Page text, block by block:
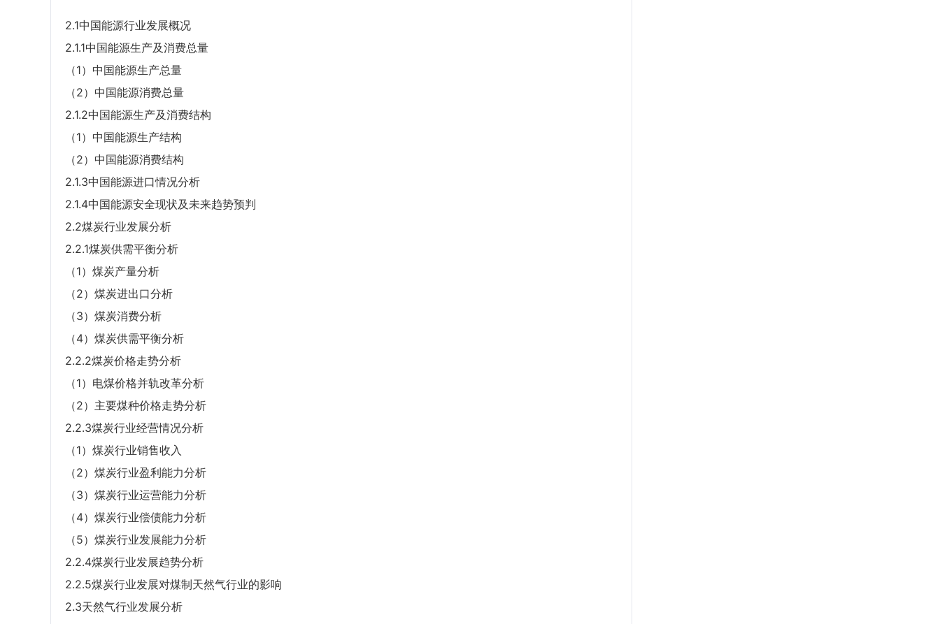
2.1中国能源行业发展概况
2.1.1中国能源生产及消费总量
（1）中国能源生产总量
（2）中国能源消费总量
2.1.2中国能源生产及消费结构
（1）中国能源生产结构
（2）中国能源消费结构
2.1.3中国能源进口情况分析
2.1.4中国能源安全现状及未来趋势预判
2.2煤炭行业发展分析
2.2.1煤炭供需平衡分析
（1）煤炭产量分析
（2）煤炭进出口分析
（3）煤炭消费分析
（4）煤炭供需平衡分析
2.2.2煤炭价格走势分析
（1）电煤价格并轨改革分析
（2）主要煤种价格走势分析
2.2.3煤炭行业经营情况分析
（1）煤炭行业销售收入
（2）煤炭行业盈利能力分析
（3）煤炭行业运营能力分析
（4）煤炭行业偿债能力分析
（5）煤炭行业发展能力分析
2.2.4煤炭行业发展趋势分析
2.2.5煤炭行业发展对煤制天然气行业的影响
2.3天然气行业发展分析